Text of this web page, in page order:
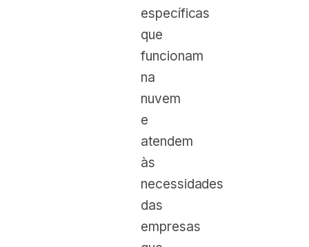
específicas
que
funcionam
na
nuvem
e
atendem
às
necessidades
das
empresas